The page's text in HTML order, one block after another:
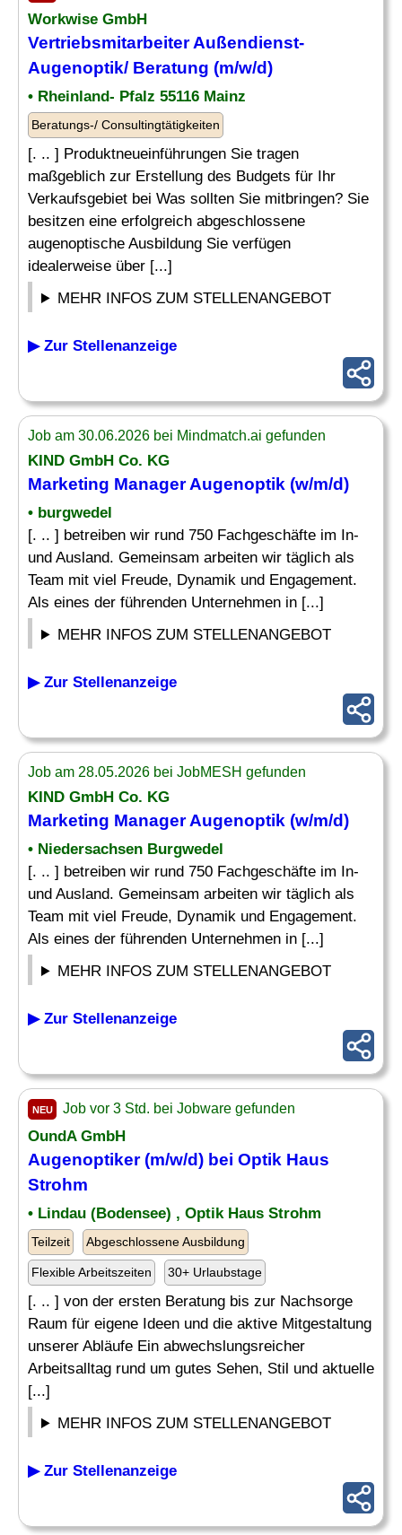
Workwise GmbH
Vertriebsmitarbeiter Außendienst-
Augenoptik/ Beratung (m/w/d)
• Rheinland- Pfalz 55116 Mainz
Beratungs-/ Consultingtätigkeiten
[. .. ] Produktneueinführungen Sie tragen
maßgeblich zur Erstellung des Budgets für Ihr
Verkaufsgebiet bei Was sollten Sie mitbringen? Sie
besitzen eine erfolgreich abgeschlossene
augenoptische Ausbildung Sie verfügen
idealerweise über [...]
MEHR INFOS ZUM STELLENANGEBOT
▶ Zur Stellenanzeige
Job am 30.06.2026 bei Mindmatch.ai gefunden
KIND GmbH Co. KG
Marketing Manager Augenoptik (w/m/d)
• burgwedel
[. .. ] betreiben wir rund 750 Fachgeschäfte im In-
und Ausland. Gemeinsam arbeiten wir täglich als
Team mit viel Freude, Dynamik und Engagement.
Als eines der führenden Unternehmen in [...]
MEHR INFOS ZUM STELLENANGEBOT
▶ Zur Stellenanzeige
Job am 28.05.2026 bei JobMESH gefunden
KIND GmbH Co. KG
Marketing Manager Augenoptik (w/m/d)
• Niedersachsen Burgwedel
[. .. ] betreiben wir rund 750 Fachgeschäfte im In-
und Ausland. Gemeinsam arbeiten wir täglich als
Team mit viel Freude, Dynamik und Engagement.
Als eines der führenden Unternehmen in [...]
MEHR INFOS ZUM STELLENANGEBOT
▶ Zur Stellenanzeige
NEU Job vor 3 Std. bei Jobware gefunden
OundA GmbH
Augenoptiker (m/w/d) bei Optik Haus
Strohm
• Lindau (Bodensee) , Optik Haus Strohm
Teilzeit Abgeschlossene Ausbildung
Flexible Arbeitszeiten 30+ Urlaubstage
[. .. ] von der ersten Beratung bis zur Nachsorge
Raum für eigene Ideen und die aktive Mitgestaltung
unserer Abläufe Ein abwechslungsreicher
Arbeitsalltag rund um gutes Sehen, Stil und aktuelle
[...]
MEHR INFOS ZUM STELLENANGEBOT
▶ Zur Stellenanzeige